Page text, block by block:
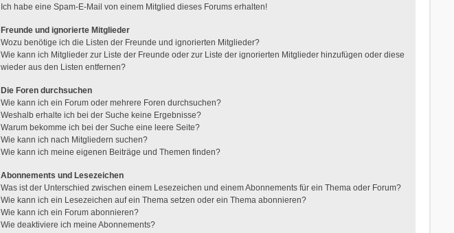
Ich habe eine Spam-E-Mail von einem Mitglied dieses Forums erhalten!
Freunde und ignorierte Mitglieder
Wozu benötige ich die Listen der Freunde und ignorierten Mitglieder?
Wie kann ich Mitglieder zur Liste der Freunde oder zur Liste der ignorierten Mitglieder hinzufügen oder diese
wieder aus den Listen entfernen?
Die Foren durchsuchen
Wie kann ich ein Forum oder mehrere Foren durchsuchen?
Weshalb erhalte ich bei der Suche keine Ergebnisse?
Warum bekomme ich bei der Suche eine leere Seite?
Wie kann ich nach Mitgliedern suchen?
Wie kann ich meine eigenen Beiträge und Themen finden?
Abonnements und Lesezeichen
Was ist der Unterschied zwischen einem Lesezeichen und einem Abonnements für ein Thema oder Forum?
Wie kann ich ein Lesezeichen auf ein Thema setzen oder ein Thema abonnieren?
Wie kann ich ein Forum abonnieren?
Wie deaktiviere ich meine Abonnements?